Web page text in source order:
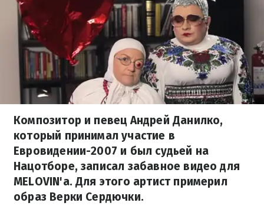
Композитор и певец Андрей Данилко,
который принимал участие в
Евровидении-2007 и был судьей на
Нацотборе, записал забавное видео для
MELOVIN'а. Для этого артист примерил
образ Верки Сердючки.